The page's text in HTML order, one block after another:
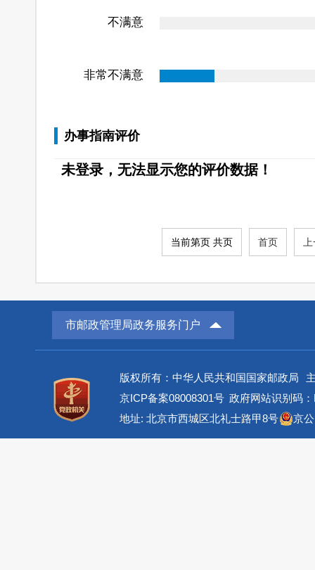
不满意
非常不满意
办事指南评价
未登录，无法显示您的评价数据！
当前第页 共页 首页
市邮政管理局政务服务门户
版权所有：中华人民共和国国家邮政局
京ICP备案08008301号 政府网站识别码
地址: 北京市西城区北礼士路甲8号
京